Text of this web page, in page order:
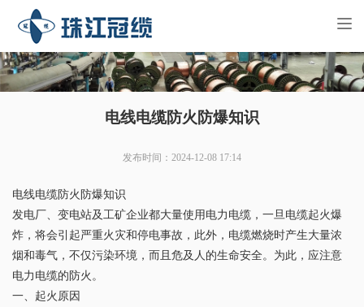
电线电缆防火防爆知识
发布时间：2024-12-08 17:14
电线电缆防火防爆知识
发电厂、变电站及工矿企业都大量使用电力电缆，一旦电缆起火爆
炸，将会引起严重火灾和停电事故，此外，电缆燃烧时产生大量浓
烟和毒气，不仅污染环境，而且危及人的生命安全。为此，应注意
电力电缆的防火。
一、起火原因